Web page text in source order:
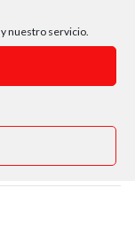
nuestro servicio.
y tuercas